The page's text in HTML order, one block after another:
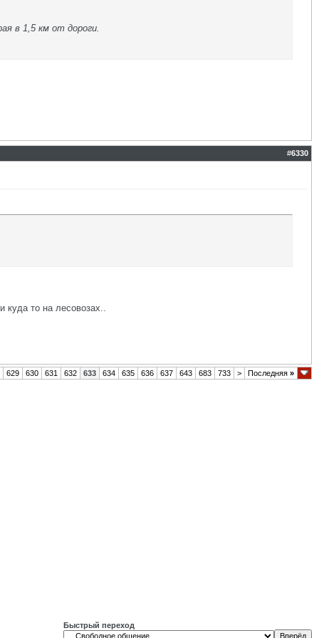
в 1,5 км от дороги.
#6330
куда то на лесовозах..
629 630 631 632 633 634 635 636 637 643 683 733 > Последняя »
Быстрый переход